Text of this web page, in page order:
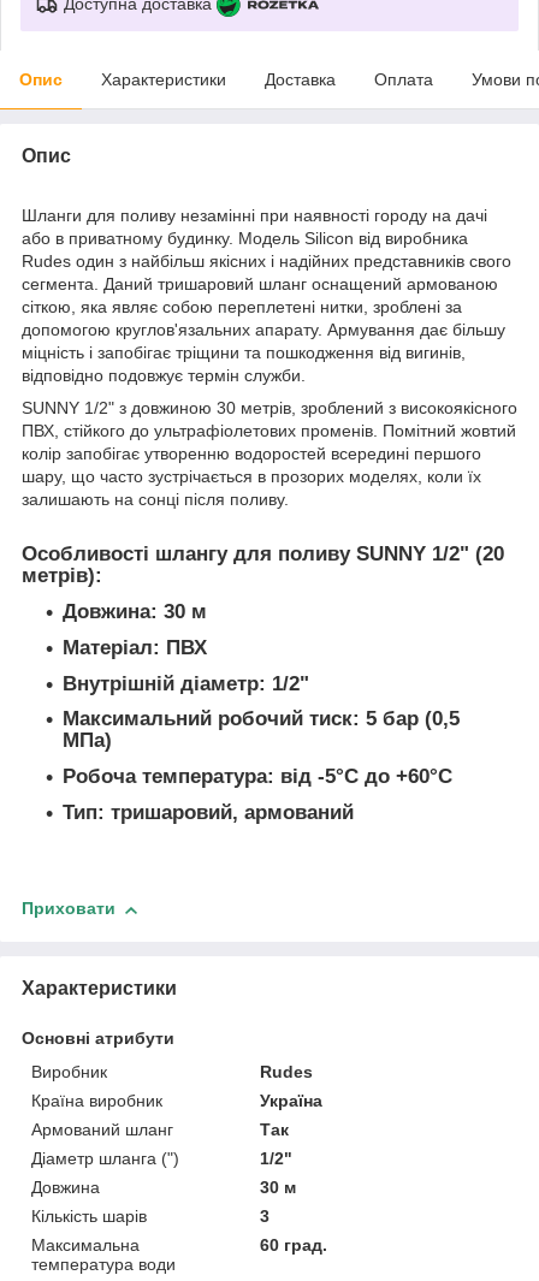
Опис Характеристики Доставка Оплата Умови
Опис
Шланги для поливу незамінні при наявності городу на дачі
або в приватному будинку. Модель Silicon від виробника
Rudes один з найбільш якісних і надійних представників свого
сегмента. Даний тришаровий шланг оснащений армованою
сіткою, яка являє собою переплетені нитки, зроблені за
допомогою круглов'язальних апарату. Армування дає більшу
міцність і запобігає тріщини та пошкодження від вигинів,
відповідно подовжує термін служби.
SUNNY 1/2" з довжиною 30 метрів, зроблений з високоякісного
ПВХ, стійкого до ультрафіолетових променів. Помітний жовтий
колір запобігає утворенню водоростей всередині першого
шару, що часто зустрічається в прозорих моделях, коли їх
залишають на сонці після поливу.
Особливості шлангу для поливу SUNNY 1/2" (20
метрів):
Довжина: 30 м
Матеріал: ПВХ
Внутрішній діаметр: 1/2"
Максимальний робочий тиск: 5 бар (0,5
МПа)
Робоча температура: від -5°С до +60°С
Тип: тришаровий, армований
Приховати
Характеристики
Основні атрибути
Виробник
Rudes
Країна виробник
Україна
Армований шланг
Так
Діаметр шланга (")
1/2"
Довжина
30 м
Кількість шарів
3
Максимальна
температура води
60 град.